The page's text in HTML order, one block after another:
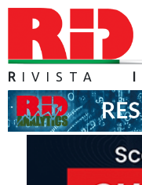
R IVISTA